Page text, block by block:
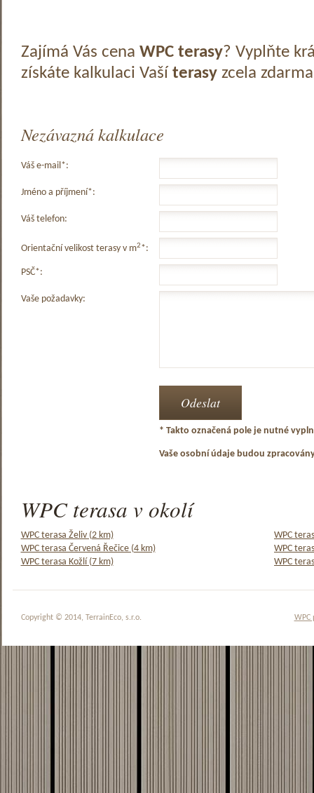
Zajímá Vás cena WPC terasy? Vyplňte
získáte kalkulaci Vaší terasyzcela
Nezávazná kalkulace
Váš e-mail*:
Jméno a příjmení*:
Váš telefon:
Orientační velikost terasy v m2*:
PSČ*:
Vaše požadavky:
* Takto označená pole je nutné
Vaše osobní údaje budou
WPC terasa v okolí
WPC terasa Želiv (2 km)
WPC
WPC terasa Červená Řečice (4 km)
WPC
WPC terasa Kožlí (7 km)
WPC
WPC
Copyright © 2014, TerrainEco, s.r.o.